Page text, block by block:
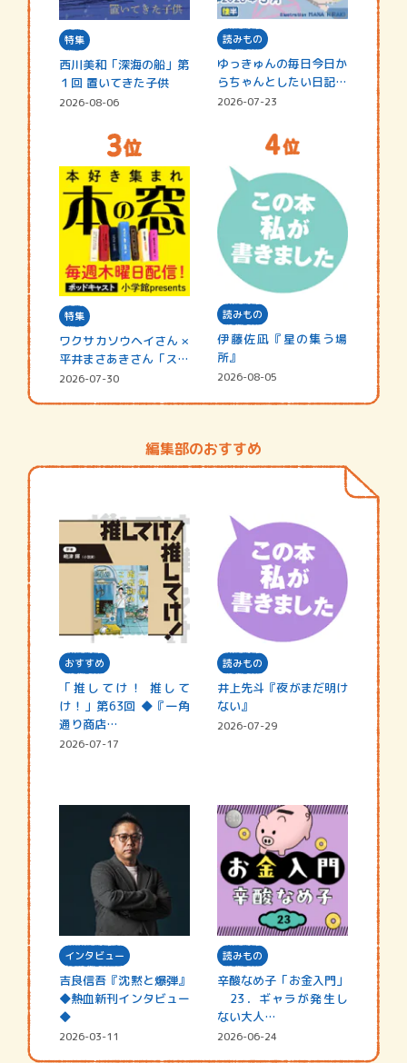
特集
西川美和「深海の船」第
１回 置いてきた子供
2026-08-06
読みもの
ゆっきゅんの毎日今日か
らちゃんとしたい日記
☆202…
2026-07-23
特集
ワクサカソウヘイさん ×
平井まさあきさん「スペ
シャ…
2026-07-30
読みもの
伊藤佐凪『星の集う場
所』
2026-08-05
編集部のおすすめ
おすすめ
「推してけ！ 推して
け！」第63回 ◆『一角
通り商店…
2026-07-17
読みもの
井上先斗『夜がまだ明け
ない』
2026-07-29
インタビュー
吉良信吾『沈黙と爆弾』
◆熱血新刊インタビュー
◆
2026-03-11
読みもの
辛酸なめ子「お金入門」
23．ギャラが発生し
ない大人…
2026-06-24